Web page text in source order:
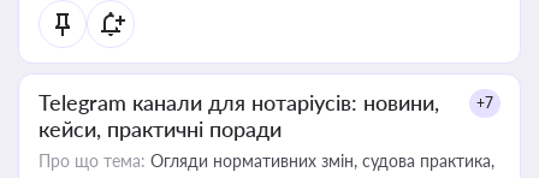
Telegram канали для нотаріусів: новини,
кейси, практичні поради
+7
Про що тема: Огляди нормативних змін, судова практика,